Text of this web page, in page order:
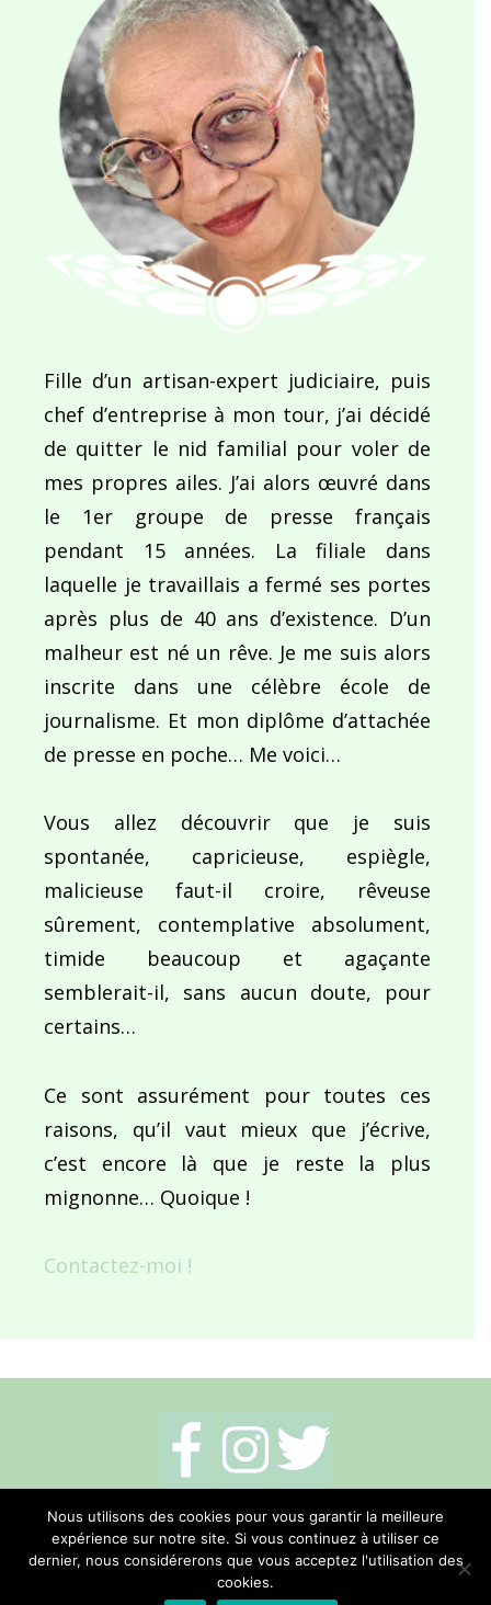
Fille d’un artisan-expert judiciaire, puis
chef d’entreprise à mon tour, j’ai décidé
de quitter le nid familial pour voler de
mes propres ailes. J’ai alors œuvré dans
le 1er groupe de presse français
pendant 15 années. La filiale dans
laquelle je travaillais a fermé ses portes
après plus de 40 ans d’existence. D’un
malheur est né un rêve. Je me suis alors
inscrite dans une célèbre école de
journalisme. Et mon diplôme d’attachée
de presse en poche… Me voici…
Vous allez découvrir que je suis
spontanée, capricieuse, espiègle,
malicieuse faut-il croire, rêveuse
sûrement, contemplative absolument,
timide beaucoup et agaçante
semblerait-il, sans aucun doute, pour
certains…
Ce sont assurément pour toutes ces
raisons, qu’il vaut mieux que j’écrive,
c’est encore là que je reste la plus
mignonne… Quoique !
Contactez-moi !
Mentions légales- Politique de cookies-
Me contacter
Réalisation Hano Communication
Nous utilisons des cookies pour vous garantir la meilleure
expérience sur notre site. Si vous continuez à utiliser ce
dernier, nous considérerons que vous acceptez l'utilisation des
cookies.